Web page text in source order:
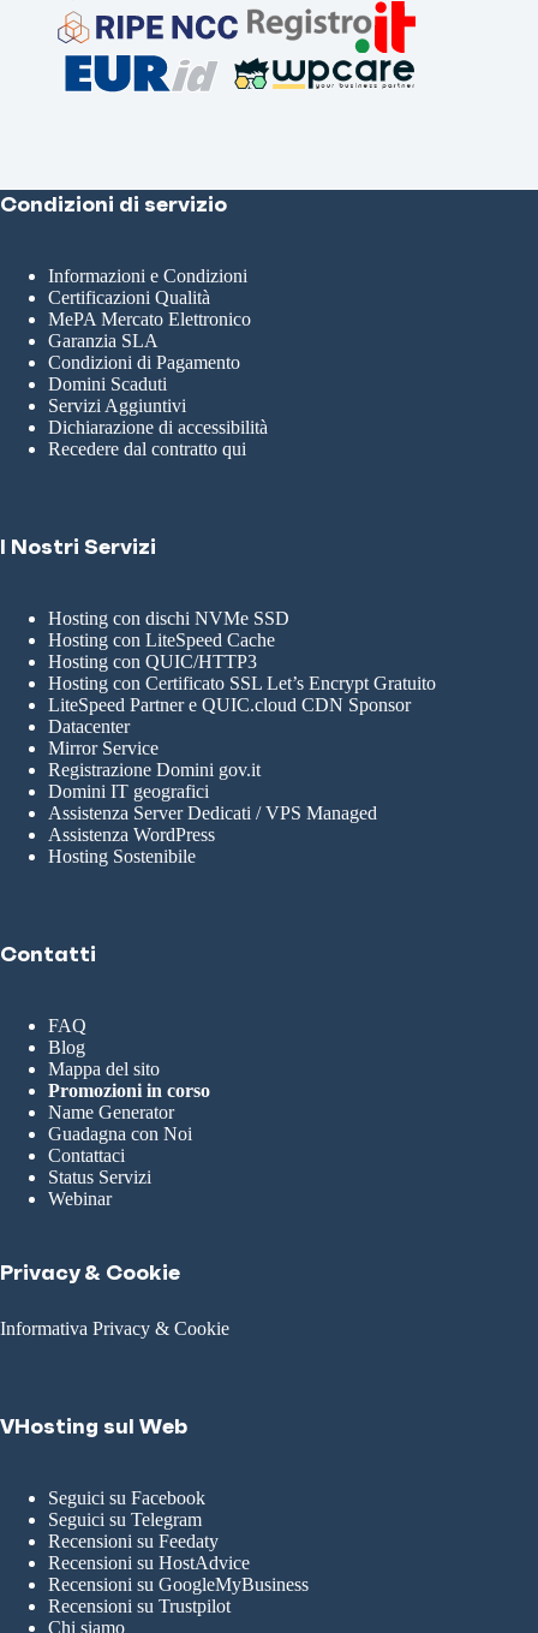
Condizioni di servizio
Informazioni e Condizioni
Certificazioni Qualità
MePA Mercato Elettronico
Garanzia SLA
Condizioni di Pagamento
Domini Scaduti
Servizi Aggiuntivi
Dichiarazione di accessibilità
Recedere dal contratto qui
I Nostri Servizi
Hosting con dischi NVMe SSD
Hosting con LiteSpeed Cache
Hosting con QUIC/HTTP3
Hosting con Certificato SSL Let’s Encrypt Gratuito
LiteSpeed Partner e QUIC.cloud CDN Sponsor
Datacenter
Mirror Service
Registrazione Domini gov.it
Domini IT geografici
Assistenza Server Dedicati / VPS Managed
Assistenza WordPress
Hosting Sostenibile
Contatti
FAQ
Blog
Mappa del sito
Promozioni in corso
Name Generator
Guadagna con Noi
Contattaci
Status Servizi
Webinar
Privacy & Cookie
Informativa Privacy & Cookie
VHosting sul Web
Seguici su Facebook
Seguici su Telegram
Recensioni su Feedaty
Recensioni su HostAdvice
Recensioni su GoogleMyBusiness
Recensioni su Trustpilot
Chi siamo